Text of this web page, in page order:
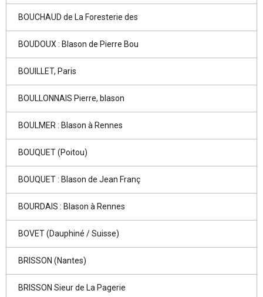
BOUCHAUD de La Foresterie des
BOUDOUX : Blason de Pierre Bou
BOUILLET, Paris
BOULLONNAIS Pierre, blason
BOULMER : Blason à Rennes
BOUQUET (Poitou)
BOUQUET : Blason de Jean Franç
BOURDAIS : Blason à Rennes
BOVET (Dauphiné / Suisse)
BRISSON (Nantes)
BRISSON Sieur de La Pagerie